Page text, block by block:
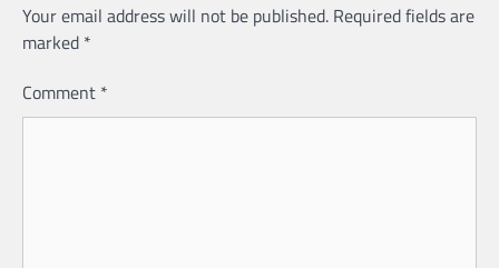
Your email address will not be published. Required fields are
marked *
Comment *